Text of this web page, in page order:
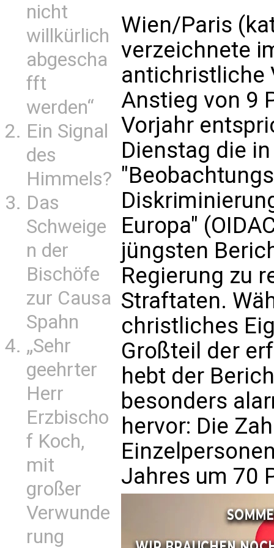
nicht
willkürlich
abgescha
fft
werden“
Ein Signal
des
Himmels?
Das
Schweige
n der
Bischöfe
zur Causa
Spahn
„Sehr
geehrter
Herr
Erzbischo
f Koch,
mit
großer
Verwunde
rung
Wien/Paris
verzeichnete
antichristliche
Anstieg von 9
Vorjahr
Dienstag die
Europa"
jüngsten
Regierung zu
Straftaten.
christliches
Großteil der
hebt der
besonders
hervor: Die
Jahres um 70